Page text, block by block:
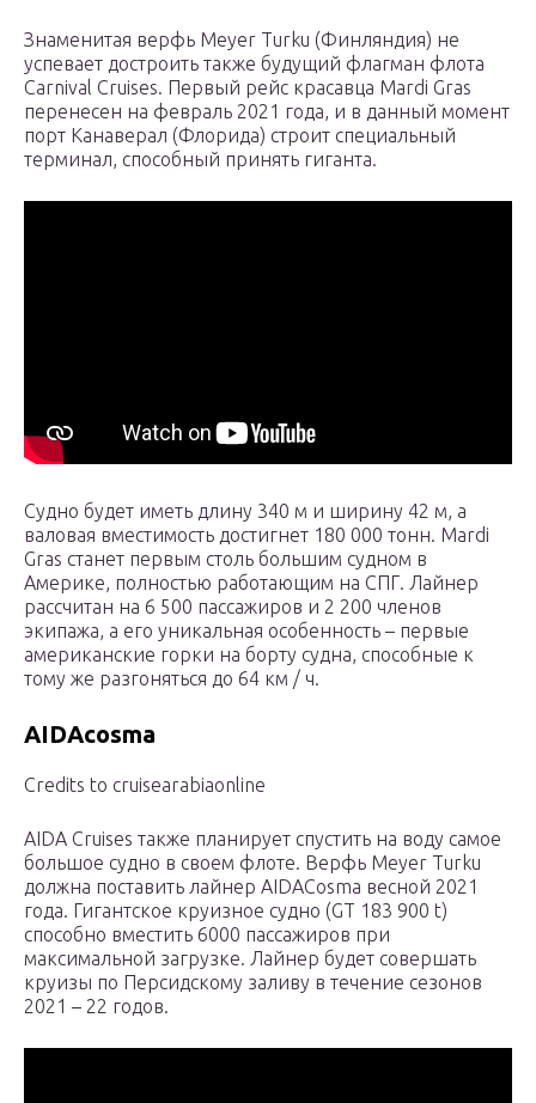
Знаменитая верфь Meyer Turku (Финляндия) не
успевает достроить также будущий флагман флота
Carnival Cruises. Первый рейс красавца Mardi Gras
перенесен на февраль 2021 года, и в данный момент
порт Канаверал (Флорида) строит специальный
терминал, способный принять гиганта.
Судно будет иметь длину 340 м и ширину 42 м, а
валовая вместимость достигнет 180 000 тонн. Mardi
Gras станет первым столь большим судном в
Америке, полностью работающим на СПГ. Лайнер
рассчитан на 6 500 пассажиров и 2 200 членов
экипажа, а его уникальная особенность – первые
американские горки на борту судна, способные к
тому же разгоняться до 64 км / ч.
AIDAcosma
Credits to cruisearabiaonline
AIDA Cruises также планирует спустить на воду самое
большое судно в своем флоте. Верфь Meyer Turku
должна поставить лайнер AIDACosma весной 2021
года. Гигантское круизное судно (GT 183 900 t)
способно вместить 6000 пассажиров при
максимальной загрузке. Лайнер будет совершать
круизы по Персидскому заливу в течение сезонов
2021 – 22 годов.